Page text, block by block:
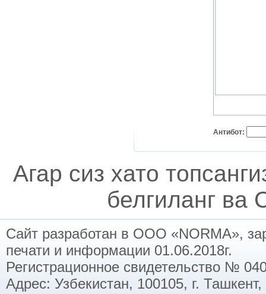
Антибот:
Агар сиз хато
белгиланг ва
Сайт разработан в ООО «NORMA»,
печати и информации 01.06.2018г.
Регистрационное свидетельство №
Адрес: Узбекистан, 100105, г.